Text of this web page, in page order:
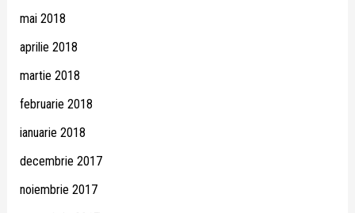
mai 2018
aprilie 2018
martie 2018
februarie 2018
ianuarie 2018
decembrie 2017
noiembrie 2017